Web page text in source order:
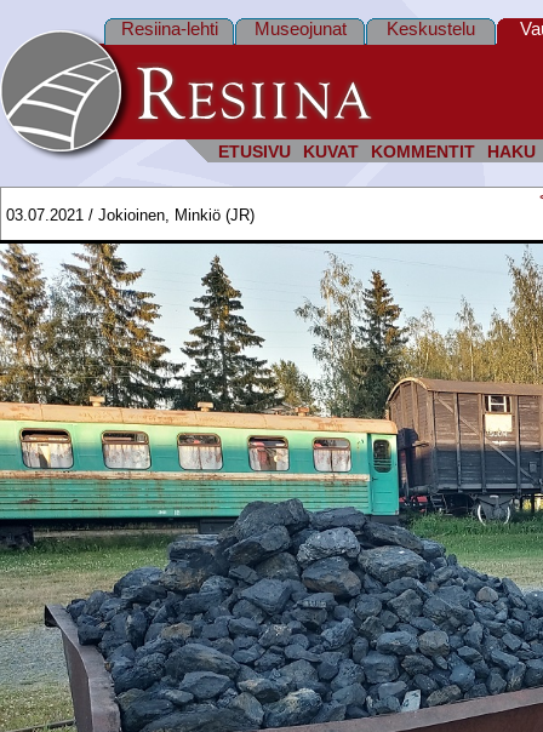
ETUSIVU KUVAT KOMMENTIT HAKU
Resiina-lehti Museojunat Keskustelu
03.07.2021 / Jokioinen, Minkiö (JR)